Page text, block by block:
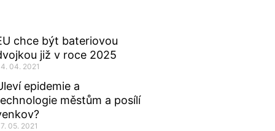
chce být bateriovou
již v roce 2025
04. 2021
epidemie a
městům a posílí
05. 2021